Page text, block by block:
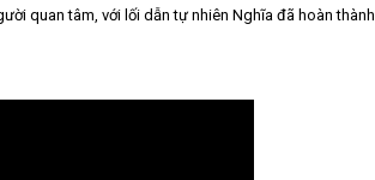
quan tâm, với lối dẫn tự nhiên Nghĩa đã hoàn thành